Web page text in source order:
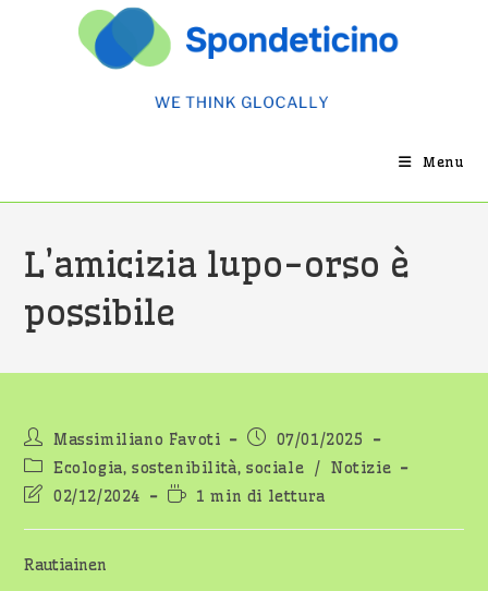
Menu
L’amicizia lupo-orso è
possibile
Autore
dell'articolo:
Massimiliano Favoti
Articolo
pubblicato:
07/01/2025
Categoria
dell'articolo:
Ecologia, sostenibilità, sociale / Notizie
Ultima
dell'articolo:
02/12/2024
Tempo
lettura:
1 min di lettura
Rautiainen